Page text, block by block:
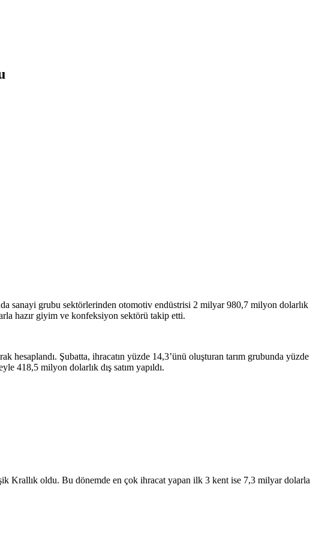
sanayi grubu sektörlerinden otomotiv endüstrisi 2 milyar 980,7 milyon dolarlık
hazır giyim ve konfeksiyon sektörü takip etti.
hesaplandı. Şubatta, ihracatın yüzde 14,3’ünü oluşturan tarım grubunda yüzde
418,5 milyon dolarlık dış satım yapıldı.
Krallık oldu. Bu dönemde en çok ihracat yapan ilk 3 kent ise 7,3 milyar dolarla